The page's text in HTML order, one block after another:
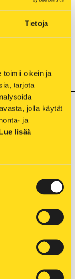
Tietoja
toimii oikein ja
tarjota
jolla käytät
ja
Lue lisää
ja kovilla
ja kevään
poltto
osa